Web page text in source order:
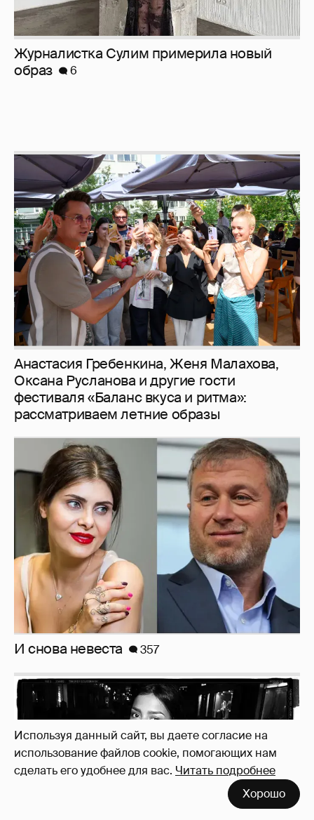
Используя данный сайт, вы даете согласие на
использование файлов cookie, помогающих нам
сделать его удобнее для вас. Читать подробнее
Хорошо
Журналистка Сулим примерила новый
образ
6
Анастасия Гребенкина, Женя Малахова,
Оксана Русланова и другие гости
фестиваля «Баланс вкуса и ритма»:
рассматриваем летние образы
И снова невеста 357